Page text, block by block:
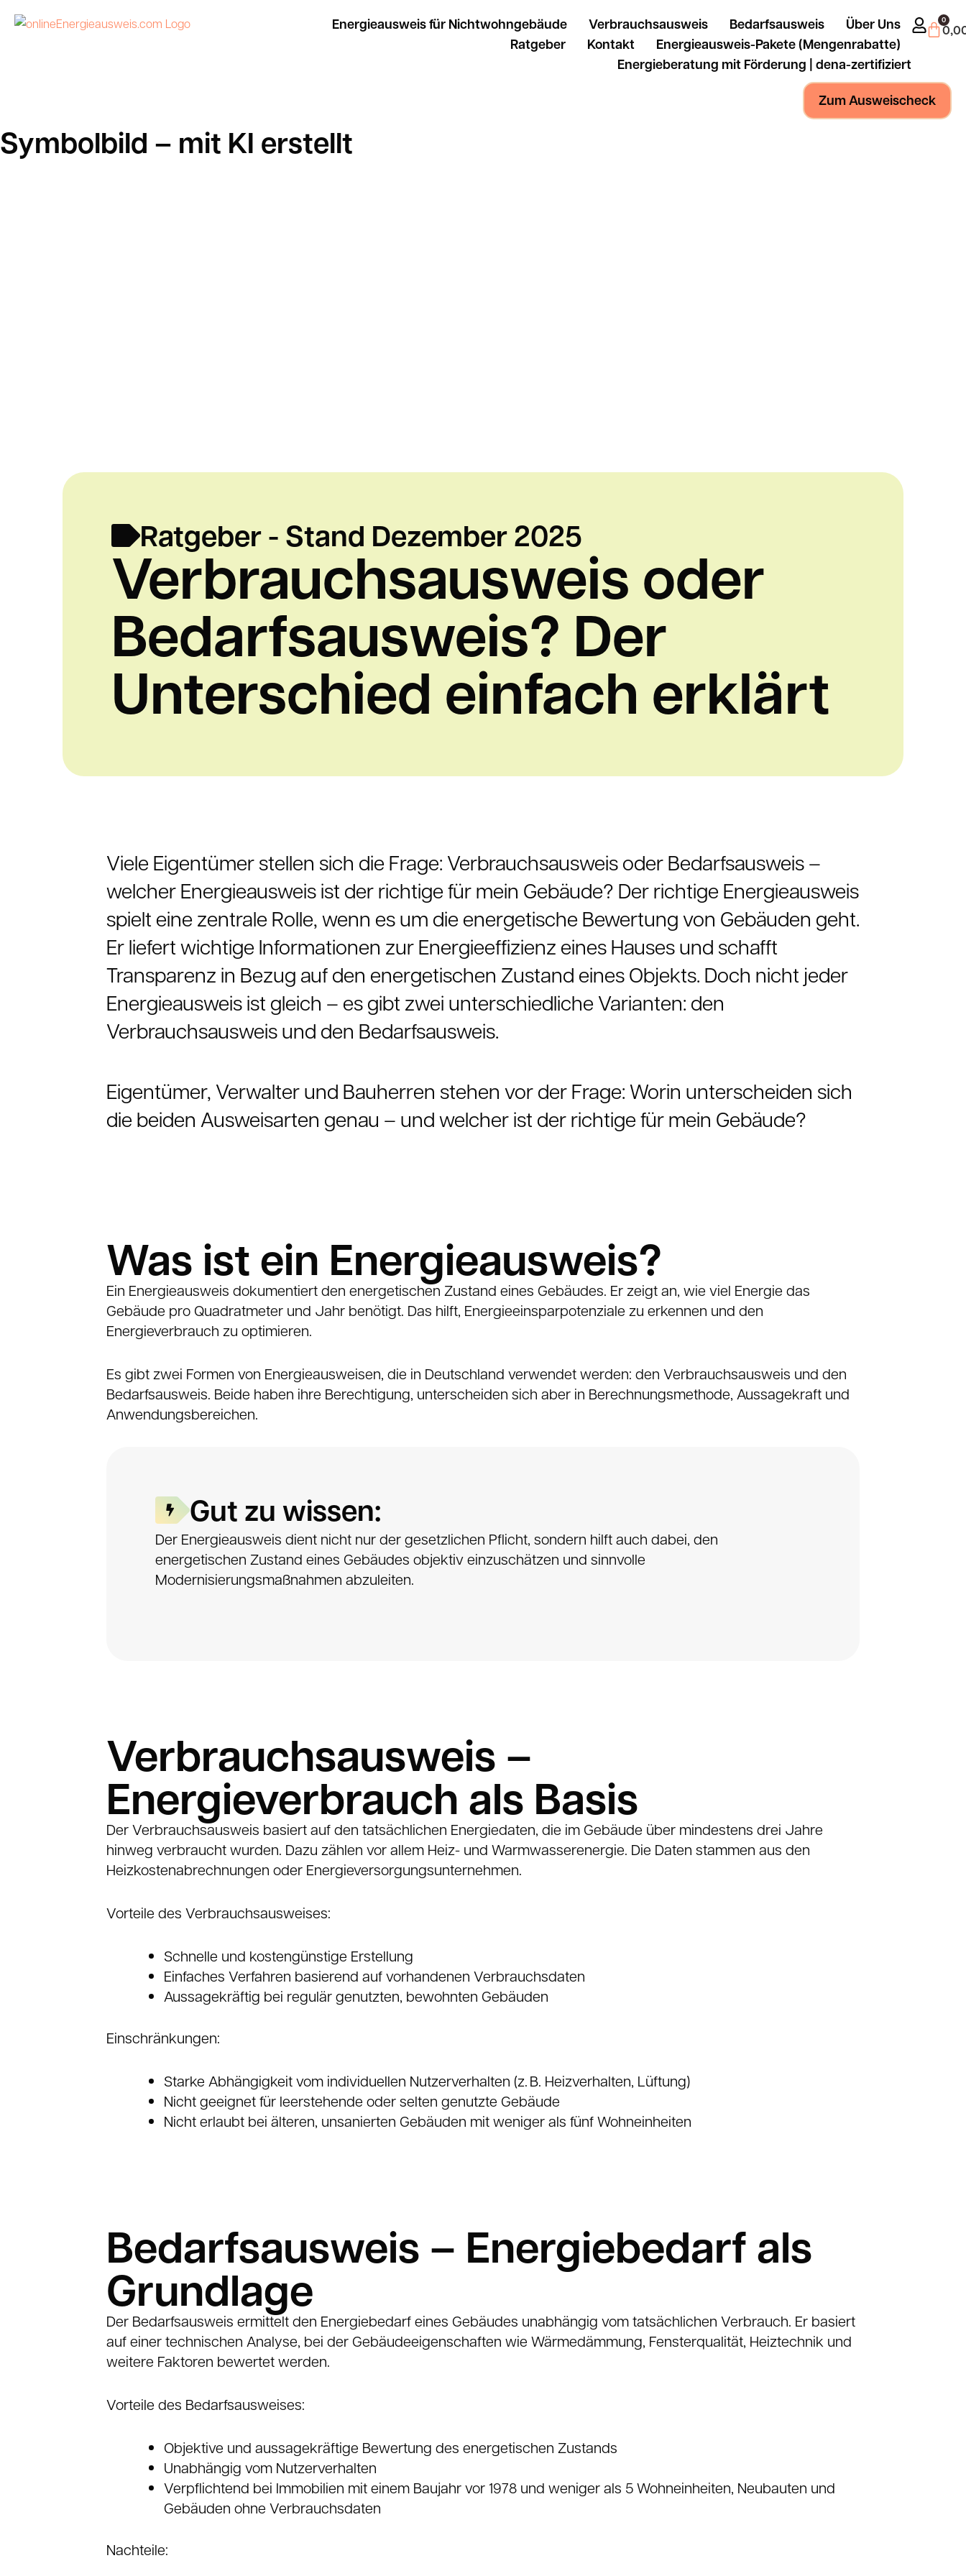
Inhalt
Energieausweis für Nichtwohngebäude Verbrauchsausweis Bedarfsausweis
Über Uns
Ratgeber
Kontakt
Energieausweis-Pakete (Mengenrabatte)
Energieberatung mit Förderung | dena-zertifiziert
0
Zum Ausweischeck
Symbolbild – mit KI erstellt
Ratgeber - Stand Dezember 2025
Verbrauchsausweis oder
Bedarfsausweis? Der
Unterschied einfach erklärt
Viele Eigentümer stellen sich die Frage: Verbrauchsausweis oder Bedarfsausweis –
welcher Energieausweis ist der richtige für mein Gebäude? Der richtige Energieausweis
spielt eine zentrale Rolle, wenn es um die energetische Bewertung von Gebäuden geht.
Er liefert wichtige Informationen zur Energieeffizienz eines Hauses und schafft
Transparenz in Bezug auf den energetischen Zustand eines Objekts. Doch nicht jeder
Energieausweis ist gleich – es gibt zwei unterschiedliche Varianten: den
Verbrauchsausweis und den Bedarfsausweis.
Eigentümer, Verwalter und Bauherren stehen vor der Frage: Worin unterscheiden sich
die beiden Ausweisarten genau – und welcher ist der richtige für mein Gebäude?
Was ist ein Energieausweis?
Ein Energieausweis dokumentiert den energetischen Zustand eines Gebäudes. Er zeigt an, wie viel Energie das
Gebäude pro Quadratmeter und Jahr benötigt. Das hilft, Energieeinsparpotenziale zu erkennen und den
Energieverbrauch zu optimieren.
Es gibt zwei Formen von Energieausweisen, die in Deutschland verwendet werden: den Verbrauchsausweis und den
Bedarfsausweis. Beide haben ihre Berechtigung, unterscheiden sich aber in Berechnungsmethode, Aussagekraft und
Anwendungsbereichen.
Gut zu wissen:
Der Energieausweis dient nicht nur der gesetzlichen Pflicht, sondern hilft auch dabei, den
energetischen Zustand eines Gebäudes objektiv einzuschätzen und sinnvolle
Modernisierungsmaßnahmen abzuleiten.
Verbrauchsausweis –
Energieverbrauch als Basis
Der Verbrauchsausweis basiert auf den tatsächlichen Energiedaten, die im Gebäude über mindestens drei Jahre
hinweg verbraucht wurden. Dazu zählen vor allem Heiz- und Warmwasserenergie. Die Daten stammen aus den
Heizkostenabrechnungen oder Energieversorgungsunternehmen.
Vorteile des Verbrauchsausweises:
Schnelle und kostengünstige Erstellung
Einfaches Verfahren basierend auf vorhandenen Verbrauchsdaten
Aussagekräftig bei regulär genutzten, bewohnten Gebäuden
Einschränkungen:
Starke Abhängigkeit vom individuellen Nutzerverhalten (z. B. Heizverhalten, Lüftung)
Nicht geeignet für leerstehende oder selten genutzte Gebäude
Nicht erlaubt bei älteren, unsanierten Gebäuden mit weniger als fünf Wohneinheiten
Bedarfsausweis – Energiebedarf als
Grundlage
Der Bedarfsausweis ermittelt den Energiebedarf eines Gebäudes unabhängig vom tatsächlichen Verbrauch. Er basiert
auf einer technischen Analyse, bei der Gebäudeeigenschaften wie Wärmedämmung, Fensterqualität, Heiztechnik und
weitere Faktoren bewertet werden.
Vorteile des Bedarfsausweises:
Objektive und aussagekräftige Bewertung des energetischen Zustands
Unabhängig vom Nutzerverhalten
Verpflichtend bei Immobilien mit einem Baujahr vor 1978 und weniger als 5 Wohneinheiten, Neubauten und
Gebäuden ohne Verbrauchsdaten
Nachteile: